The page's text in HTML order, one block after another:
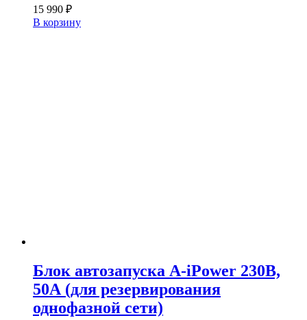
15 990 ₽
В корзину
Блок автозапуска A-iPower 230В,
50А (для резервирования
однофазной сети)